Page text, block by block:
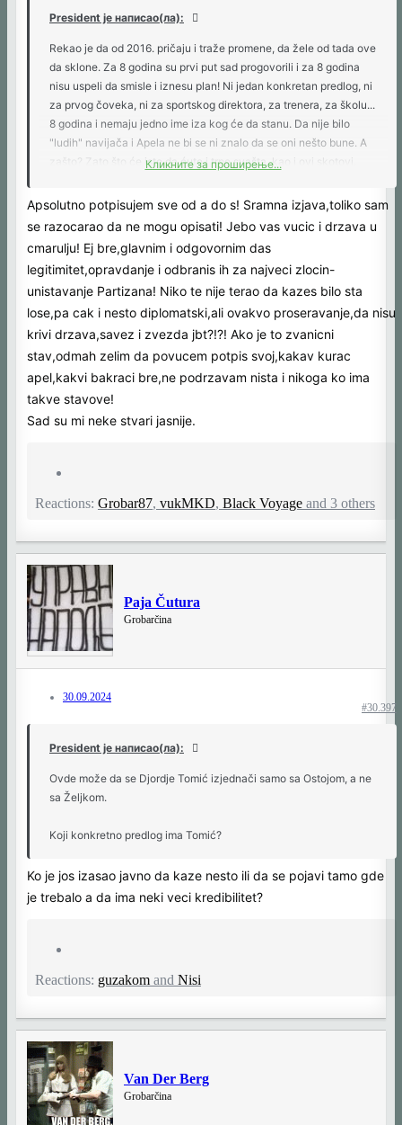
President је написао(ла):
Rekao je da od 2016. pričaju i traže promene, da žele od tada ove
da sklone. Za 8 godina su prvi put sad progovorili i za 8 godina
nisu uspeli da smisle i iznesu plan! Ni jedan konkretan predlog, ni
za prvog čoveka, ni za sportskog direktora, za trenera, za školu...
8 godina i nemaju jedno ime iza kog će da stanu. Da nije bilo
"ludih" navijača i Apela ne bi se ni znalo da se oni nešto bune. A
zašto? Zato što će isto da ćute i trpe svašta, kao i ovi skotovi.
medvedju uslugu (Haris Džinović style), zamisli tog bola mozga.
kod nas postavili sistem samouništenja, sve ide po planu, a kad
žele da reaguju javno to odrade kod skotova pored (ponoćno
preuzimanje kluba je isto ćutanje države izgleda). Kao što i sada
reaguju, da bi smirili tenzije i ne dozvole eskalaciju (koje neće ni
biti) i promeniće ljude, pustiće nas jedno vreme da naprave privid
normalnosti (kao prošli put kod Sotonoja koji je bio zadovoljan
sudjenjem dok nije bilo potrebe da se guraju cigani). A onda nas
priča u ime svih potpisnika, možda je to dogovor, ne znam, ali
nisam baš siguran da u MI MISLIMO odnosno MI NE MISLIMO DA
JE DRŽAVA UNIŠTILA PARTIZAN zaista ima podršku svih sa
pohvali državu (Vučića - jer država to sam ja) i kaže da smo se
masu pa daj neka i donekle normalni počnu da misle isto to. Nije
Vučić kriv, mi smo! Al u kurcu!
Кликните за проширење...
Apsolutno potpisujem sve od a do s! Sramna izjava,toliko sam
se razocarao da ne mogu opisati! Jebo vas vucic i drzava u
cmarulju! Ej bre,glavnim i odgovornim das
legitimitet,opravdanje i odbranis ih za najveci zlocin-
unistavanje Partizana! Niko te nije terao da kazes bilo sta
lose,pa cak i nesto diplomatski,ali ovakvo proseravanje,da nisu
krivi drzava,savez i zvezda jbt?!?! Ako je to zvanicni
stav,odmah zelim da povucem potpis svoj,kakav kurac
apel,kakvi bakraci bre,ne podrzavam nista i nikoga ko ima
takve stavove!
Sad su mi neke stvari jasnije.
Reactions: Grobar87, vukMKD, Black Voyage and 3 others
Paja Čutura
Grobarčina
30.09.2024
#30.397
President је написао(ла):
Ovde može da se Djordje Tomić izjednači samo sa Ostojom, a ne
sa Željkom.
Koji konkretno predlog ima Tomić?
Ko je jos izasao javno da kaze nesto ili da se pojavi tamo gde
je trebalo a da ima neki veci kredibilitet?
Reactions: guzakom and Nisi
Van Der Berg
Grobarčina